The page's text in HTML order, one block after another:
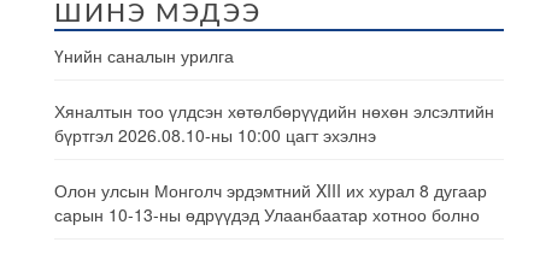
ШИНЭ МЭДЭЭ
Үнийн саналын урилга
Хяналтын тоо үлдсэн хөтөлбөрүүдийн нөхөн элсэлтийн
бүртгэл 2026.08.10-ны 10:00 цагт эхэлнэ
Олон улсын Монголч эрдэмтний XIII их хурал 8 дугаар
сарын 10-13-ны өдрүүдэд Улаанбаатар хотноо болно